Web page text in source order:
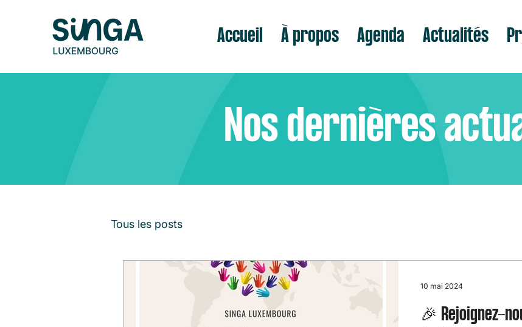
Accueil À propos Agenda Actualités
Nos dernières
Tous les posts
🎉 Rejoignez-
10 mai 2024